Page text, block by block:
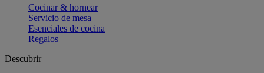
Cocinar & hornear
Servicio de mesa
Esenciales de cocina
Regalos
Descubrir